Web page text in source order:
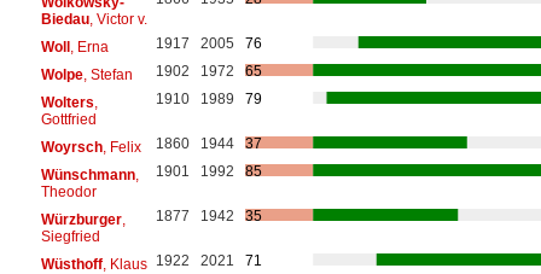
Biedau, Victor v.
Woll, Erna 1917 2005
76
Wolpe, Stefan 1902 1972
65
Wolters
Gottfried
1910 1989 79
Woyrsch, Felix 1860 1944
37
Wünschmann,
Theodor
1901 1992 85
Würzburger,
Siegfried
1877 1942 35
Wüsthoff, Klaus 1922 2021
71